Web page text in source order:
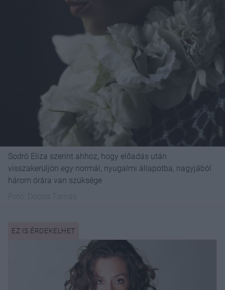
Sodró Eliza szerint ahhoz, hogy előadás után
visszakerüljön egy normál, nyugalmi állapotba, nagyjából
három órára van szüksége